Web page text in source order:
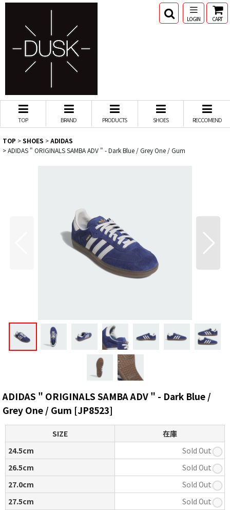
LOGIN CART
TOP BRAND PRODUCTS SHOES RECCOMEND
TOP >SHOES >ADIDAS
>ADIDAS " ORIGINALS SAMBA ADV " - Dark Blue / Grey One / Gum
ADIDAS " ORIGINALS SAMBA ADV " - Dark Blue /
Grey One / Gum [JP8523]
SIZE
在庫
24.5cm
Sold Out
26.5cm
Sold Out
27.0cm
Sold Out
27.5cm
Sold Out